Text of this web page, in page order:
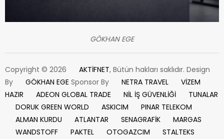
GÖKHAN EGE
Copyright © 2026 AKTİFNET, Bütün hakları saklıdır. Design
By
GÖKHAN EGE Sponsor By NETRA TRAVEL
VİZEM
HAZIR
ADEON GLOBAL TRADE NİL İŞ GÜVENLİĞİ
TUNALAR
DORUK GREEN WORLD
ASKICIM
PINAR TELEKOM
ALMAN KURDU
ATLANTAR SENAGRAFİK
MARGAS
WANDSTOFF
PAKTEL OTOGAZCIM
STALTEKS